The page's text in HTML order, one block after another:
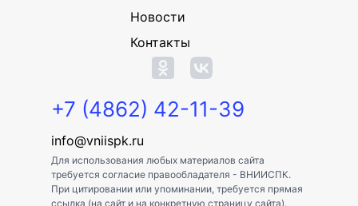
Новости
Контакты
+7 (4862) 42-11-39
info@vniispk.ru
Для использования любых материалов сайта
требуется согласие правообладателя - ВНИИСПК.
При цитировании или упоминании, требуется прямая
ссылка (на сайт и на конкретную страницу сайта).